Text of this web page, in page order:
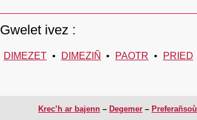
Gwelet ivez :
DIMEZET DIMEZIÑ PAOTR PRIED
Krec’h ar bajenn Degemer Preferañsoù